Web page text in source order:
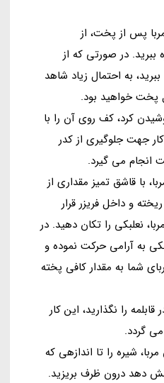
پس از پخت، از
در صورتی که از
به احتمال زیاد شاهد
پخت خواهید بود.
کرد، کف روی آن را با
جهت جلوگیری از کدر
می گیرد.
با قاشق تمیز مقداری از
و داخل فریزر قرار
نعلبکی را تکان دهید. در
به آرامی حرکت نموده و
شما به مقدار کافی پخته
را نگذارید، این کار
گردد.
شیره را تا اندازهی که
دهد درون ظرف بریزید.